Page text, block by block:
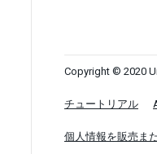
Copyright © 2020
チュートリアル
個人情報を販売ま